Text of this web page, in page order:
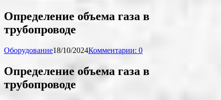
Определение объема газа в
трубопроводе
Оборудование18/10/2024Комментарии: 0
Определение объема газа в
трубопроводе